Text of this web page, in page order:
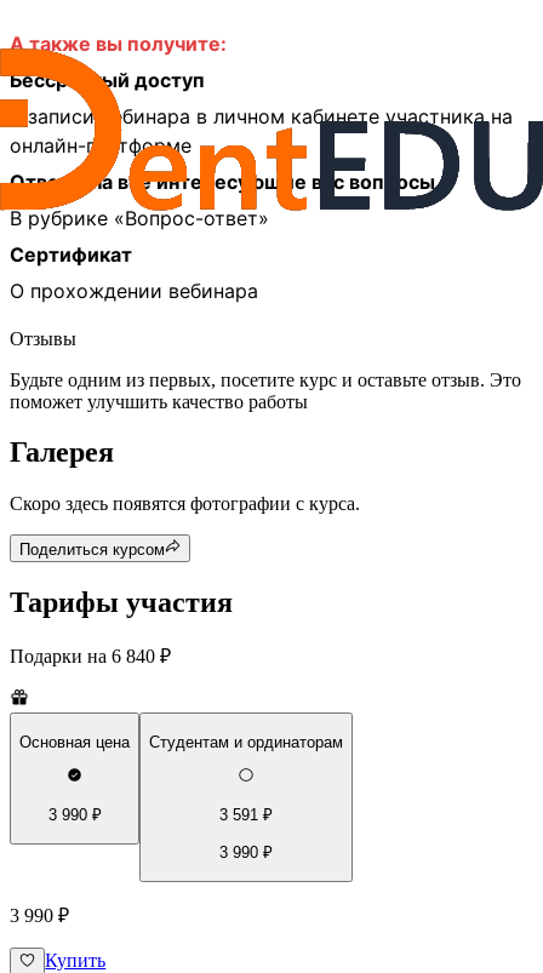
А также вы получите:
Бессрочный доступ
К записи вебинара в личном кабинете участника на
онлайн-платформе
Ответы на все интересующие вас вопросы
В рубрике «Вопрос-ответ»
Сертификат
О прохождении вебинара
Отзывы
Будьте одним из первых, посетите курс и оставьте отзыв. Это
поможет улучшить качество работы
Галерея
Скоро здесь появятся фотографии с курса.
Поделиться курсом
Тарифы участия
Подарки на 6 840 ₽
Основная цена
3 990 ₽
Студентам и ординаторам
3 591 ₽
3 990 ₽
3 990 ₽
Купить